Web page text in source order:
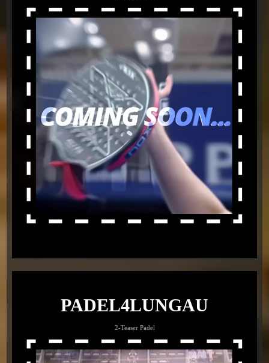
PADEL4LUNGAU
2-Teaser Padel